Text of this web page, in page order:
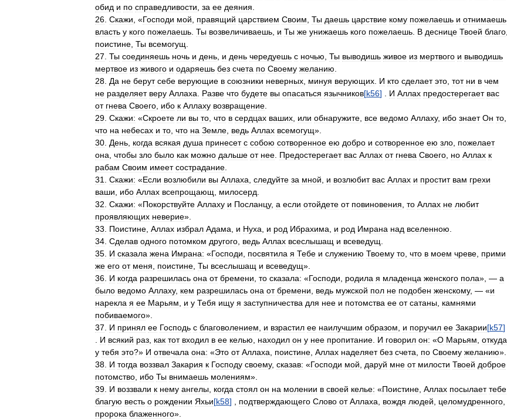
обид и по справедливости за ее деяния
26 Скажи , «Господи мой правящий царствием Своим Ты даешь царствие кому пожелаешь и отнимаешь
власть у кого пожелаешь Ты возвеличиваешь и Ты же унижаешь кого пожелаешь В деснице Твоей благо
поистине Ты всемогущ
27 Ты соединяешь ночь и день и день чередуешь с ночью Ты выводишь живое из мертвого и выводишь
мертвое из живого и одаряешь без счета по Своему желанию
28 Да не берут себе верующие в союзники неверных минуя верующих И кто сделает это тот ни в чем
не разделяет веру Аллаха Разве что будете вы опасаться язычников[k56] И Аллах предостерегает вас
от гнева Своего ибо к Аллаху возвращение
29 Скажи: «Скроете ли вы то что в сердцах ваших или обнаружите все ведомо Аллаху, ибо знает Он то
что на небесах и то что на Земле ведь Аллах всемогущ».
30 День когда всякая душа принесет с собою сотворенное ею добро и сотворенное ею зло пожелает
она чтобы зло было как можно дальше от нее Предостерегает вас Аллах от гнева Своего но Аллах к
рабам Своим имеет сострадание
31
Скажи: «Если возлюбили вы Аллаха следуйте за мной и возлюбит вас Аллах и простит вам грехи
ваши
ибо Аллах всепрощающ милосерд
32 Скажи: «Покорствуйте Аллаху и Посланцу, а если отойдете от повиновения то Аллах не любит
проявляющих неверие».
33
Поистине Аллах избрал Адама и Нуха и род Ибрахима и род Имрана над вселенною
34 Сделав одного потомком другого ведь Аллах всеслышащ и всеведущ
35 И сказала жена Имрана: «Господи посвятила я Тебе и служению Твоему то что в моем чреве прими
же его от меня поистине Ты всеслышащ и всеведущ».
36 И когда разрешилась она от бремени то сказала: «Господи родила я младенца женского пола», — а
было ведомо Аллаху, кем разрешилась она от бремени ведь мужской пол не подобен женскому, — «и
нарекла я ее Марьям и у Тебя ищу я заступничества для нее и потомства ее от сатаны камнями
побиваемого».
37
И принял ее Господь с благоволением и взрастил ее наилучшим образом и поручил ее Закарии[k57]
И всякий раз как тот входил в ее келью находил он у нее пропитание И говорил он: «О Марьям откуда
у тебя это?» И отвечала она: «Это от Аллаха поистине Аллах наделяет без счета по Своему желанию».
38 И тогда воззвал Закария к Господу своему, сказав: «Господи мой даруй мне от милости Твоей доброе
потомство ибо Ты внимаешь молениям».
39 И воззвали к нему ангелы когда стоял он на молении в своей келье: «Поистине Аллах посылает тебе
благую весть о рождении Яхьи[k58] подтверждающего Слово от Аллаха вождя людей целомудренного
пророка блаженного».